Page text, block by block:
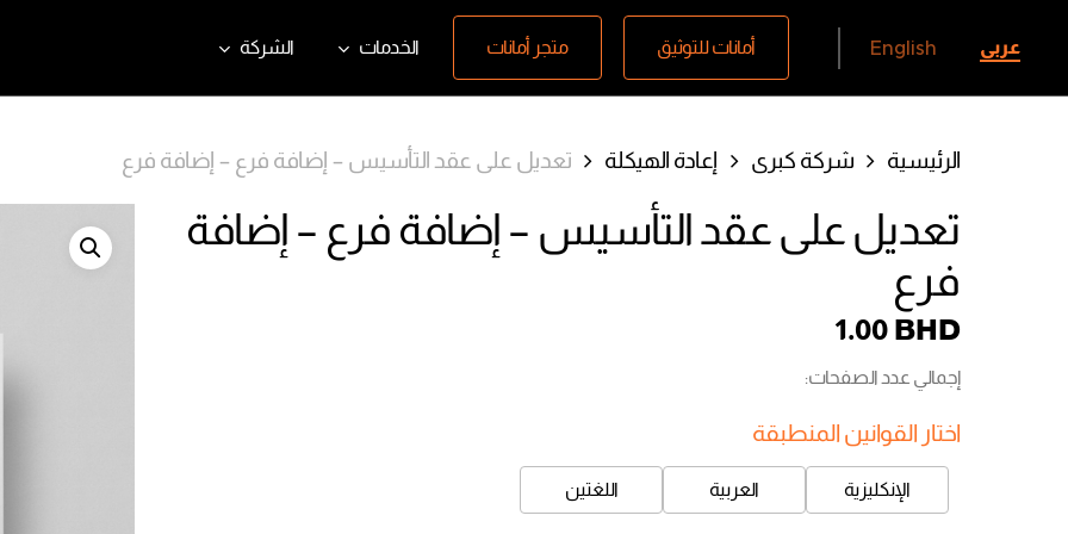
الشركة الخدمات متجر أمانات أمانات للتوثيق English عربي
الرئيسية شركة كبرى إعادة الهيكلة تعديل على عقد التأسيس – إضافة فرع – إضافة فرع
تعديل على عقد التأسيس – إضافة فرع – إضافة
فرع
1.00BHD
إجمالي عدد الصفحات:
اختار القوانين المنطبقة
الإنكليزية العربية اللغتين